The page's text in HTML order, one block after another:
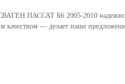
ПАССАТ Б6 2005-2010
качеством — делает наше